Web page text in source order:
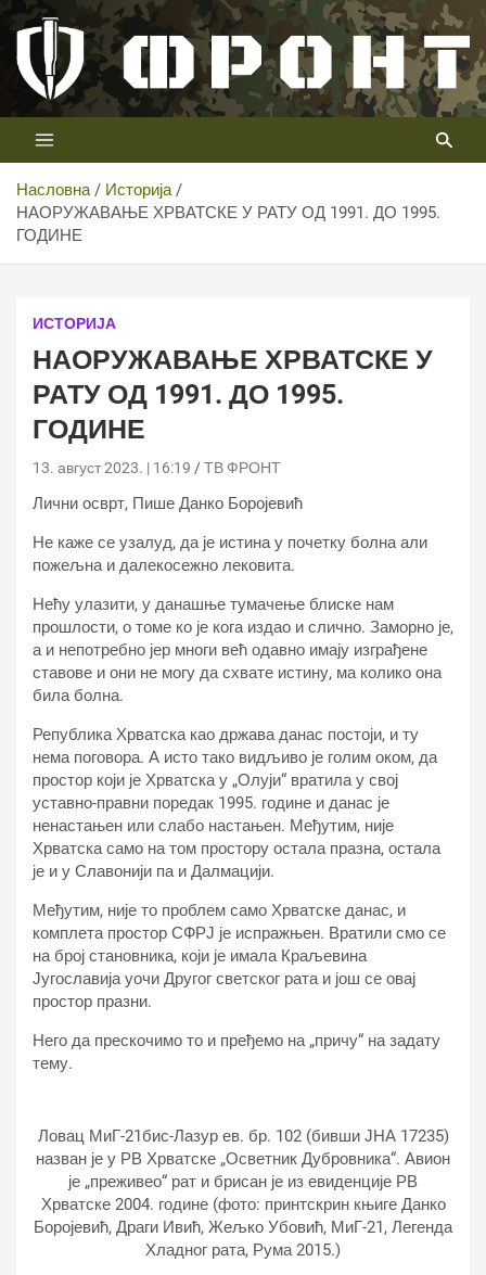
Скип
цонтент
Телевизија ФРОНТ
Први војни канал у Србији
Насловна
Историја
НАОРУЖАВАЊЕ ХРВАТСКЕ У РАТУ ОД 1991. ДО 1995.
ГОДИНЕ
ИСТОРИЈА
НАОРУЖАВАЊЕ ХРВАТСКЕ У
РАТУ ОД 1991. ДО 1995.
ГОДИНЕ
13. август 2023. | 16:19 ТВ ФРОНТ
Лични осврт, Пише Данко Боројевић
Не каже се узалуд, да је истина у почетку болна али
пожељна и далекосежно лековита.
Нећу улазити, у данашње тумачење блиске нам
прошлости, о томе ко је кога издао и слично. Заморно је,
а и непотребно јер многи већ одавно имају изграђене
ставове и они не могу да схвате истину, ма колико она
била болна.
Република Хрватска као држава данас постоји, и ту
нема поговора. А исто тако видљиво је голим оком, да
простор који је Хрватска у „Олуји“ вратила у свој
уставно-правни поредак 1995. године и данас је
ненастањен или слабо настањен. Међутим, није
Хрватска само на том простору остала празна, остала
је и у Славонији па и Далмацији.
Међутим, није то проблем само Хрватске данас, и
комплета простор СФРЈ је испражњен. Вратили смо се
на број становника, који је имала Краљевина
Југославија уочи Другог светског рата и још се овај
простор празни.
Него да прескочимо то и пређемо на „причу“ на задату
тему.
Ловац МиГ-21бис-Лазур ев. бр. 102 (бивши ЈНА 17235)
назван је у РВ Хрватске „Осветник Дубровника“. Авион
је „преживео“ рат и брисан је из евиденције РВ
Хрватске 2004. године (фото: принтскрин књиге Данко
Боројевић, Драги Ивић, Жељко Убовић, МиГ-21, Легенда
Хладног рата, Рума 2015.)